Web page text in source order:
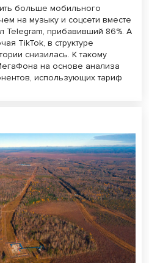
больше мобильного
на музыку и соцсети вместе
Telegram, прибавивший 86%. А
TikTok, в структуре
снизилась. К такому
на основе анализа
использующих тариф